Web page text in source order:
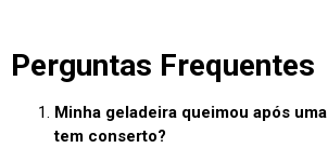
Perguntas Frequentes
Minha geladeira queimou após
tem conserto?